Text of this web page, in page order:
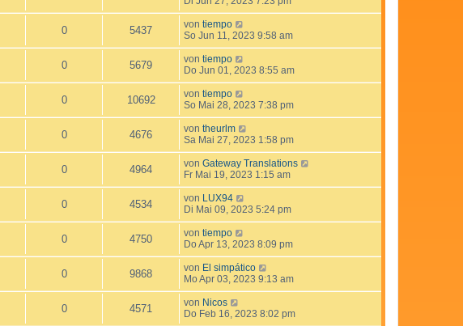
0 5437 von tiempo
So Jun 11, 2023 9:58 am
0 5679 von tiempo
Do Jun 01, 2023 8:55 am
0 10692 von tiempo
So Mai 28, 2023 7:38 pm
0 4676 von theurlm
Sa Mai 27, 2023 1:58 pm
0 4964 von Gateway Translations
Fr Mai 19, 2023 1:15 am
0 4534 von LUX94
Di Mai 09, 2023 5:24 pm
0 4750 von tiempo
Do Apr 13, 2023 8:09 pm
0 9868 von El simpático
Mo Apr 03, 2023 9:13 am
0 4571 von Nicos
Do Feb 16, 2023 8:02 pm